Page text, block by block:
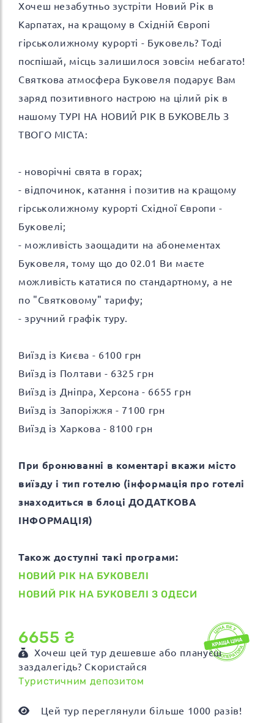
Хочеш незабутньо зустріти Новий Рік в
Карпатах, на кращому в Східній Європі
гірськолижному курорті - Буковель? Тоді
поспішай, місць залишилося зовсім небагато!
Святкова атмосфера Буковеля подарує Вам
заряд позитивного настрою на цілий рік в
нашому ТУРІ НА НОВИЙ РІК В БУКОВЕЛЬ З
ТВОГО МІСТА:
- новорічні свята в горах;
- відпочинок, катання і позитив на кращому
гірськолижному курорті Східної Європи -
Буковелі;
- можливість заощадити на абонементах
Буковеля, тому що до 02.01 Ви маєте
можливість кататися по стандартному, а не
по "Святковому" тарифу;
- зручний графік туру.
Виїзд із Києва - 6100 грн
Виїзд із Полтави - 6325 грн
Виїзд із Дніпра, Херсона - 6655 грн
Виїзд із Запоріжжя - 7100 грн
Виїзд із Харкова - 8100 грн
При бронюванні в коментарі вкажи місто
виїзду і тип готелю (інформація про готелі
знаходиться в блоці ДОДАТКОВА
ІНФОРМАЦІЯ)
Також доступні такі програми:
НОВИЙ РІК НА БУКОВЕЛІ
НОВИЙ РІК НА БУКОВЕЛІ З ОДЕСИ
6655 ₴
Хочеш цей тур дешевше або плануєш
заздалегідь? Скористайся
Туристичним депозитом
Цей тур переглянули більше 1000 разів!